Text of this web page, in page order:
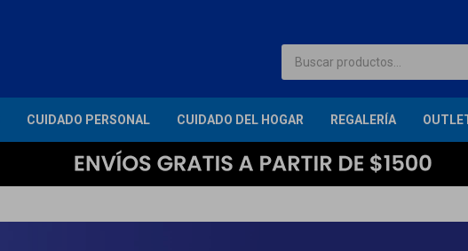
CUIDADO PERSONAL CUIDADO DEL HOGAR REGALERÍA